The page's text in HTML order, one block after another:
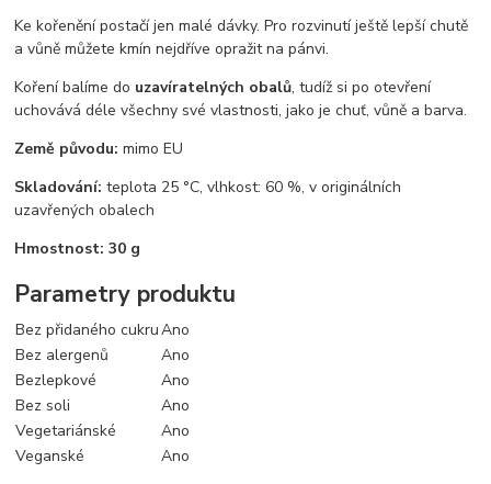
Ke kořenění postačí jen malé dávky. Pro rozvinutí ještě lepší chutě
a vůně můžete kmín nejdříve opražit na pánvi.
Koření balíme do uzavíratelných obalů, tudíž si po otevření
uchovává déle všechny své vlastnosti, jako je chuť, vůně a barva.
Země původu:mimo EU
Skladování:teplota 25 °C, vlhkost: 60 %, v originálních
uzavřených obalech
Hmostnost: 30 g
Parametry produktu
Bez přidaného cukruAno
Bez alergenů
Ano
Bezlepkové
Ano
Bez soli
Ano
Vegetariánské
Ano
Veganské
Ano